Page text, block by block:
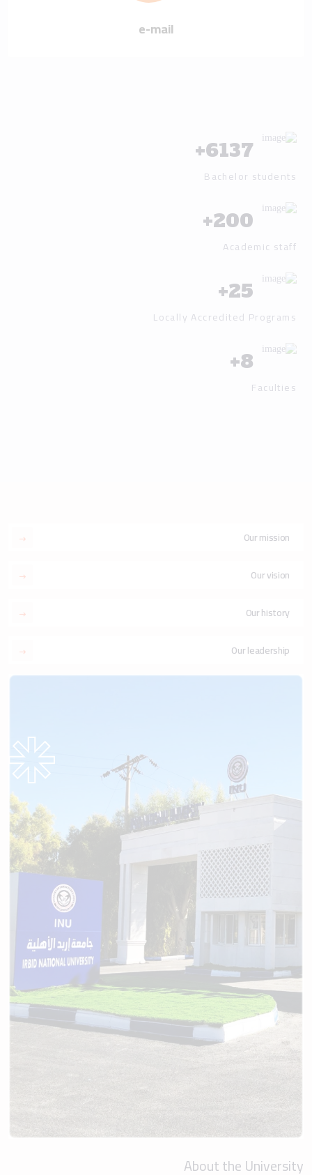
e-mail
6137
+
Bachelor students
200
+
Academic staff
25
+
Locally Accredited Programs
8
+
Faculties
Our mission
Our vision
Our history
Our leadership
About the University